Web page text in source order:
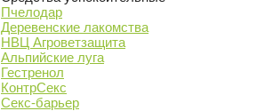
Пчелодар
Деревенские лакомства
НВЦ Агроветзащита
Альпийские луга
Гестренол
КонтрСекс
Секс-барьер